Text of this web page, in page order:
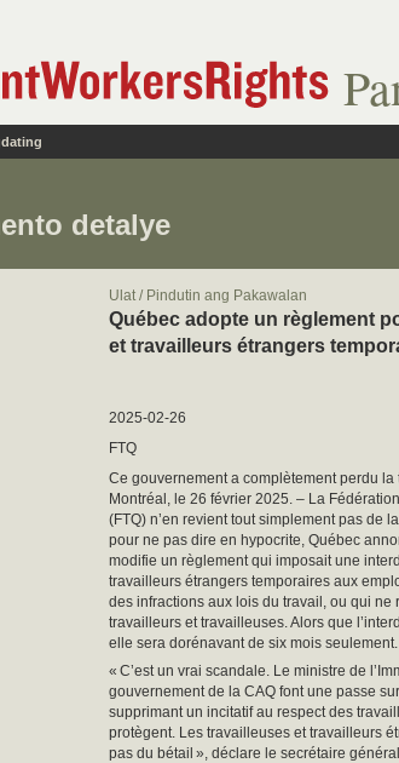
detalye
Ulat / Pindutin ang Pakawalan
Québec adopte un règlement
et travailleurs étrangers
2025-02-26
FTQ
Ce gouvernement a complètement perdu la
Montréal, le 26 février 2025. – La
(FTQ) n’en revient tout simplement pas de
pour ne pas dire en hypocrite, Québec
modifie un règlement qui imposait une
travailleurs étrangers temporaires aux
des infractions aux lois du travail, ou qui
travailleurs et travailleuses. Alors que
elle sera dorénavant de six mois seulement.
« C’est un vrai scandale. Le ministre de
gouvernement de la CAQ font une passe
supprimant un incitatif au respect des
protègent. Les travailleuses et travailleurs
pas du bétail », déclare le secrétaire